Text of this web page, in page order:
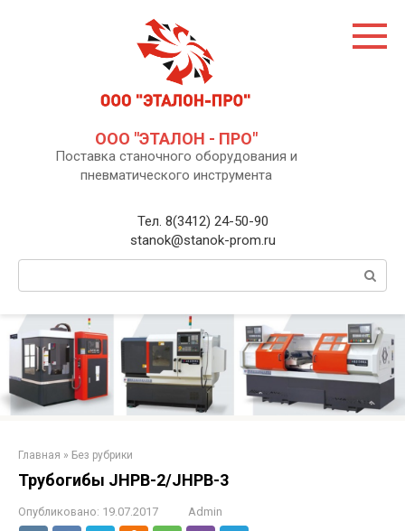
ООО "ЭТАЛОН - ПРО"
Поставка станочного оборудования и
пневматического инструмента
Тел. 8(3412) 24-50-90
stanok@stanok-prom.ru
Главная » Без рубрики
Трубогибы JHPB-2/JHPB-3
Опубликовано: 19.07.2017 Admin